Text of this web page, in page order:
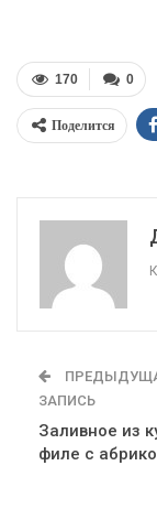
0
170
Поделится
ЗАПИСЬ
Заливное из
филе с